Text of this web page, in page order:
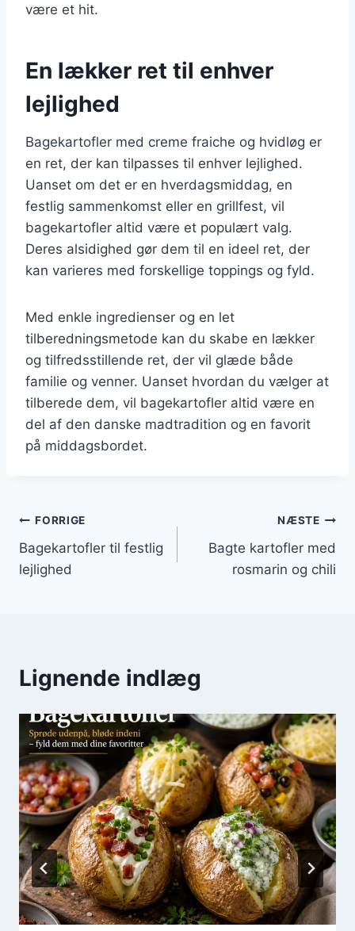
være et hit.
En lækker ret til enhver
lejlighed
Bagekartofler med creme fraiche og hvidløg er
en ret, der kan tilpasses til enhver lejlighed.
Uanset om det er en hverdagsmiddag, en
festlig sammenkomst eller en grillfest, vil
bagekartofler altid være et populært valg.
Deres alsidighed gør dem til en ideel ret, der
kan varieres med forskellige toppings og fyld.
Med enkle ingredienser og en let
tilberedningsmetode kan du skabe en lækker
og tilfredsstillende ret, der vil glæde både
familie og venner. Uanset hvordan du vælger at
tilberede dem, vil bagekartofler altid være en
del af den danske madtradition og en favorit
på middagsbordet.
Indlægsnavigation
FORRIGE
Bagekartofler til festlig
lejlighed
NÆSTE
Bagte kartofler med
rosmarin og chili
Lignende indlæg